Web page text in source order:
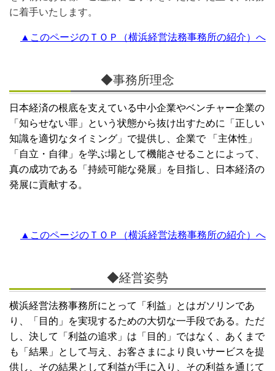
に着手いたします。
▲このページのＴＯＰ（横浜経営法務事務所の紹介）へ
◆事務所理念
日本経済の根底を支えている中小企業やベンチャー企業の
「知らせない罪」という状態から抜け出すために「正しい
知識を適切なタイミング」で提供し、企業で 「主体性」
「自立・自律」を学ぶ場として機能させることによって、
真の成功である「持続可能な発展」を目指し、日本経済の
発展に貢献する。
▲このページのＴＯＰ（横浜経営法務事務所の紹介）へ
◆経営姿勢
横浜経営法務事務所にとって「利益」とはガソリンであ
り、「目的」を実現するための大切な一手段である。ただ
し、決して「利益の追求」は「目的」ではなく、あくまで
も「結果」として与え、お客さまにより良いサービスを提
供し、その結果として利益が手に入り、その利益を通じて